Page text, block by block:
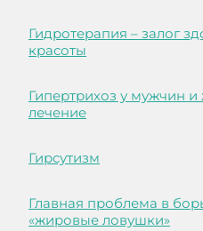
Гидротерапия – залог
красоты
Гипертрихоз у мужчин
лечение
Гирсутизм
Главная проблема в
«жировые ловушки»